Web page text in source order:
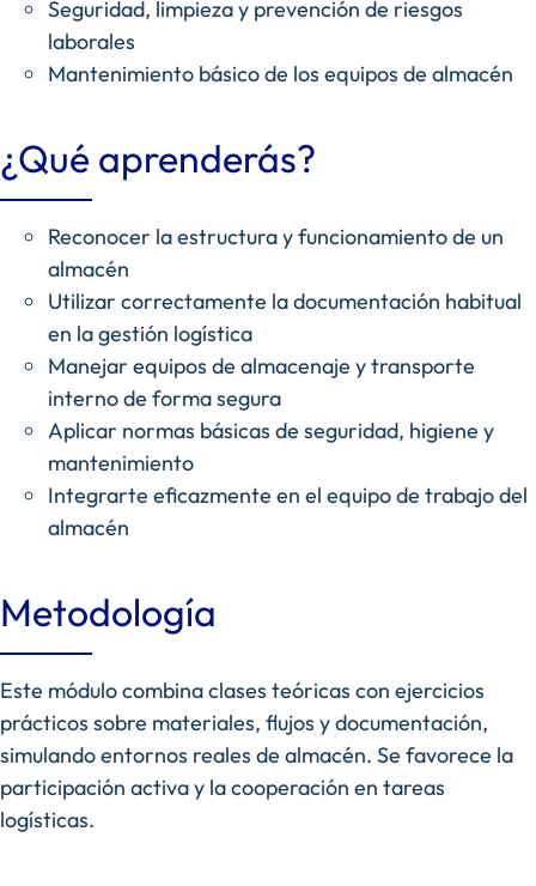
Seguridad, limpieza y prevención de riesgos
laborales
Mantenimiento básico de los equipos de almacén
¿Qué aprenderás?
Reconocer la estructura y funcionamiento de un
almacén
Utilizar correctamente la documentación habitual
en la gestión logística
Manejar equipos de almacenaje y transporte
interno de forma segura
Aplicar normas básicas de seguridad, higiene y
mantenimiento
Integrarte eficazmente en el equipo de trabajo del
almacén
Metodología
Este módulo combina clases teóricas con ejercicios
prácticos sobre materiales, flujos y documentación,
simulando entornos reales de almacén. Se favorece la
participación activa y la cooperación en tareas
logísticas.